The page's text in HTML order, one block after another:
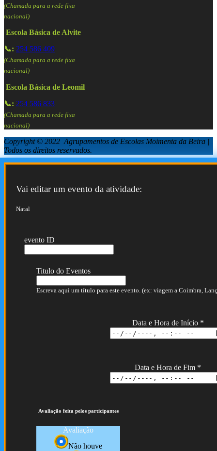
(Chamada para a rede fixa
nacional)
Escola Básica de Alvite
📞: 254 586 409
(Chamada para a rede fixa
nacional)
Escola Básica de Leomil
📞: 254 586 833
(Chamada para a rede fixa
nacional)
Copyright © 2022 Agrupamentos de Escolas Moimenta da Beira |
Todos os direitos reservados.
Vai editar um evento da atividade:
Natal
evento ID
Titulo do Eventos
Escreva aqui um título para este evento. (ex: viagem a Coimbra,
Data e Hora de Início *
Data e Hora de Fim *
Avaliação feita pelos participantes
Avaliação
Não houve